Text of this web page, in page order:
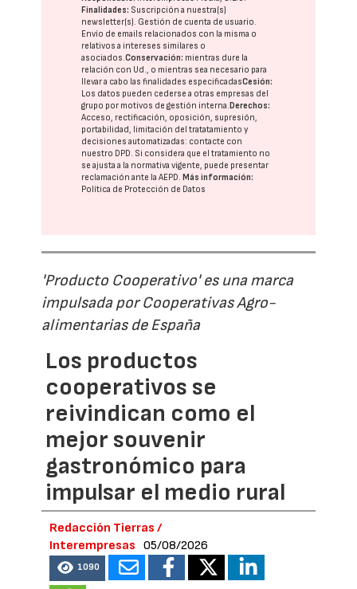
Finalidades: Suscripción a nuestra(s)
newsletter(s). Gestión de cuenta de usuario.
Envío de emails relacionados con la misma o
relativos a intereses similares o
asociados.Conservación: mientras dure la
relación con Ud., o mientras sea necesario para
llevar a cabo las finalidades especificadasCesión:
Los datos pueden cederse a otras empresas del
grupo por motivos de gestión interna. Derechos:
Acceso, rectificación, oposición, supresión,
portabilidad, limitación del tratatamiento y
decisiones automatizadas: contacte con
nuestro DPD. Si considera que el tratamiento no
se ajusta a la normativa vigente, puede presentar
reclamación ante laAEPD. Más información:
Política de Protección de Datos
'Producto Cooperativo' es una marca
impulsada por Cooperativas Agro-
alimentarias de España
Los productos
cooperativos se
reivindican como el
mejor souvenir
gastronómico para
impulsar el medio rural
Redacción Tierras /
Interempresas
05/08/2026
1090